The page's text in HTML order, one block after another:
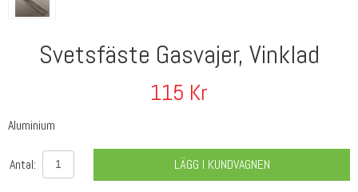
Svetsfäste Gasvajer, Vinklad
115 Kr
Aluminium
Antal: LÄGG I KUNDVAGNEN